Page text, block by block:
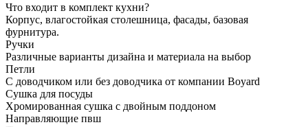
Что входит в комплект кухни?
Корпус, влагостойкая столешница, фасады, базовая
фурнитура.
Ручки
Различные варианты дизайна и материала на выбор
Петли
С доводчиком или без доводчика от компании Boyard
Сушка для посуды
Хромированная сушка с двойным поддоном
Направляющие пвш